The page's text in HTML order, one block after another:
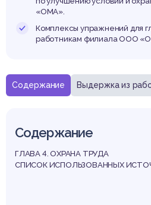
Содержание Выдержка из
Содержание
ГЛАВА 4. ОХРАНА ТРУДА
СПИСОК ИСПОЛЬЗОВАННЫХ
«ОМА».
Комплексы упражнений для
работникам филиала ООО